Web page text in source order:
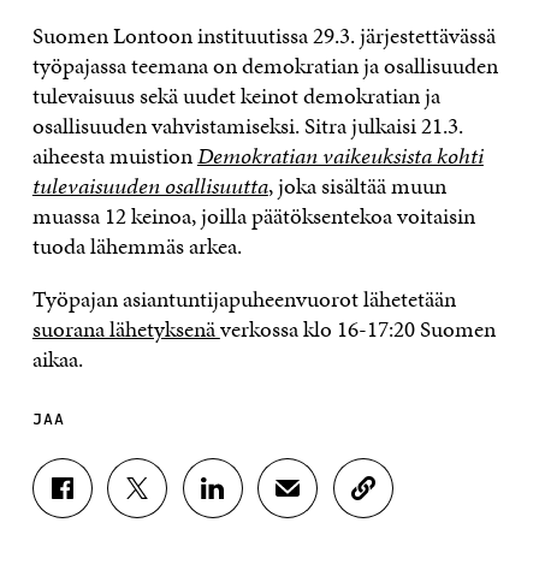
Suomen Lontoon instituutissa 29.3. järjestettävässä
työpajassa teemana on demokratian ja osallisuuden
tulevaisuus sekä uudet keinot demokratian ja
osallisuuden vahvistamiseksi. Sitra julkaisi 21.3.
aiheesta muistionDemokratian vaikeuksista kohti
tulevaisuuden osallisuutta, joka sisältää muun
muassa 12 keinoa, joilla päätöksentekoa voitaisin
tuoda lähemmäs arkea.
Työpajan asiantuntijapuheenvuorot lähetetään
suorana lähetyksenäverkossa klo 16-17:20 Suomen
aikaa.
JAA
J
A
J
A
J
A
J
A
K
O